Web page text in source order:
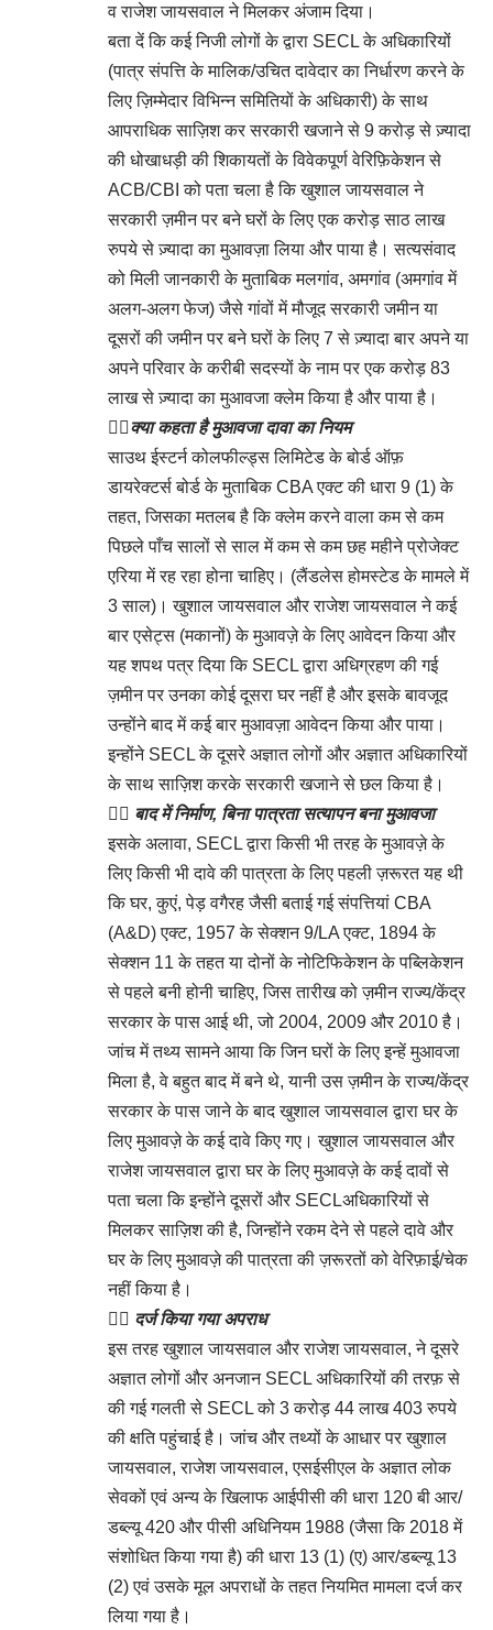
व राजेश जायसवाल ने मिलकर अंजाम दिया।
बता दें कि कई निजी लोगों के द्वारा SECL के अधिकारियों
(पात्र संपत्ति के मालिक/उचित दावेदार का निर्धारण करने के
लिए ज़िम्मेदार विभिन्न समितियों के अधिकारी) के साथ
आपराधिक साज़िश कर सरकारी खजाने से 9 करोड़ से ज़्यादा
की धोखाधड़ी की शिकायतों के विवेकपूर्ण वेरिफ़िकेशन से
ACB/CBI को पता चला है कि खुशाल जायसवाल ने
सरकारी ज़मीन पर बने घरों के लिए एक करोड़ साठ लाख
रुपये से ज़्यादा का मुआवज़ा लिया और पाया है। सत्यसंवाद
को मिली जानकारी के मुताबिक मलगांव, अमगांव (अमगांव में
अलग-अलग फेज) जैसे गांवों में मौजूद सरकारी जमीन या
दूसरों की जमीन पर बने घरों के लिए 7 से ज़्यादा बार अपने या
अपने परिवार के करीबी सदस्यों के नाम पर एक करोड़ 83
लाख से ज़्यादा का मुआवजा क्लेम किया है और पाया है।
👉🏻क्या कहता है मुआवजा दावा का नियम
साउथ ईस्टर्न कोलफील्ड्स लिमिटेड के बोर्ड ऑफ़
डायरेक्टर्स बोर्ड के मुताबिक CBA एक्ट की धारा 9 (1) के
तहत, जिसका मतलब है कि क्लेम करने वाला कम से कम
पिछले पाँच सालों से साल में कम से कम छह महीने प्रोजेक्ट
एरिया में रह रहा होना चाहिए। (लैंडलेस होमस्टेड के मामले में
3 साल)। खुशाल जायसवाल और राजेश जायसवाल ने कई
बार एसेट्स (मकानों) के मुआवज़े के लिए आवेदन किया और
यह शपथ पत्र दिया कि SECL द्वारा अधिग्रहण की गई
ज़मीन पर उनका कोई दूसरा घर नहीं है और इसके बावजूद
उन्होंने बाद में कई बार मुआवज़ा आवेदन किया और पाया।
इन्होंने SECL के दूसरे अज्ञात लोगों और अज्ञात अधिकारियों
के साथ साज़िश करके सरकारी खजाने से छल किया है।
👉🏻 बाद में निर्माण, बिना पात्रता सत्यापन बना मुआवजा
इसके अलावा, SECL द्वारा किसी भी तरह के मुआवज़े के
लिए किसी भी दावे की पात्रता के लिए पहली ज़रूरत यह थी
कि घर, कुएं, पेड़ वगैरह जैसी बताई गई संपत्तियां CBA
(A&D) एक्ट, 1957 के सेक्शन 9/LA एक्ट, 1894 के
सेक्शन 11 के तहत या दोनों के नोटिफिकेशन के पब्लिकेशन
से पहले बनी होनी चाहिए, जिस तारीख को ज़मीन राज्य/केंद्र
सरकार के पास आई थी, जो 2004, 2009 और 2010 है।
जांच में तथ्य सामने आया कि जिन घरों के लिए इन्हें मुआवजा
मिला है, वे बहुत बाद में बने थे, यानी उस ज़मीन के राज्य/केंद्र
सरकार के पास जाने के बाद खुशाल जायसवाल द्वारा घर के
लिए मुआवज़े के कई दावे किए गए। खुशाल जायसवाल और
राजेश जायसवाल द्वारा घर के लिए मुआवज़े के कई दावों से
पता चला कि इन्होंने दूसरों और SECLअधिकारियों से
मिलकर साज़िश की है, जिन्होंने रकम देने से पहले दावे और
घर के लिए मुआवज़े की पात्रता की ज़रूरतों को वेरिफ़ाई/चेक
नहीं किया है।
👉🏻 दर्ज किया गया अपराध
इस तरह खुशाल जायसवाल और राजेश जायसवाल, ने दूसरे
अज्ञात लोगों और अनजान SECL अधिकारियों की तरफ़ से
की गई गलती से SECL को 3 करोड़ 44 लाख 403 रुपये
की क्षति पहुंचाई है। जांच और तथ्यों के आधार पर खुशाल
जायसवाल, राजेश जायसवाल, एसईसीएल के अज्ञात लोक
सेवकों एवं अन्य के खिलाफ आईपीसी की धारा 120 बी आर/
डब्ल्यू 420 और पीसी अधिनियम 1988 (जैसा कि 2018 में
संशोधित किया गया है) की धारा 13 (1) (ए) आर/डब्ल्यू 13
(2) एवं उसके मूल अपराधों के तहत नियमित मामला दर्ज कर
लिया गया है।